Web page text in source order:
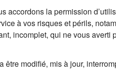
accordons la permission
à vos risques et périls,
incomplet, qui ne vous averti
être modifié, mis à jour,